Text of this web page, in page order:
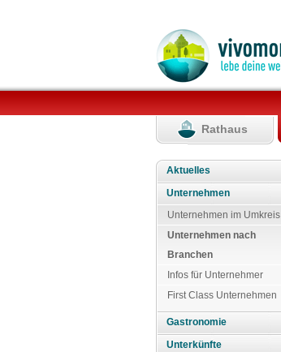
Rathaus
Aktuelles
Unternehmen
Unternehmen im Umkreis
Unternehmen nach
Branchen
Infos für Unternehmer
First Class Unternehmen
Gastronomie
Unterkünfte